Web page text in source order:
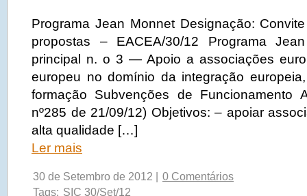
Programa Jean Monnet Designação:
propostas – EACEA/30/12 Programa
principal n. o 3 — Apoio a associações
europeu no domínio da integração
formação Subvenções de
nº285 de 21/09/12) Objetivos: – apoiar
alta qualidade […]
Ler mais
30 de Setembro de 2012 |
0 Comentários
Tags: SIC 30/Set/12